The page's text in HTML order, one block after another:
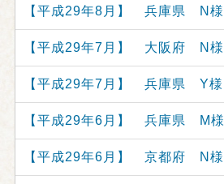
【平成29年8月】 兵庫県 N様
【平成29年7月】 大阪府 N様
【平成29年7月】 兵庫県 Y様
【平成29年6月】 兵庫県 M様
【平成29年6月】 京都府 N様